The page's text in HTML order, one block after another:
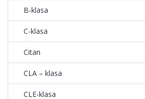
B-klasa
C-klasa
Citan
CLA – klasa
CLE-klasa